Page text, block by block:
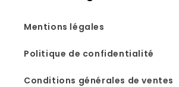
Mentions légales
Politique de confidentialité
Conditions générales de ventes